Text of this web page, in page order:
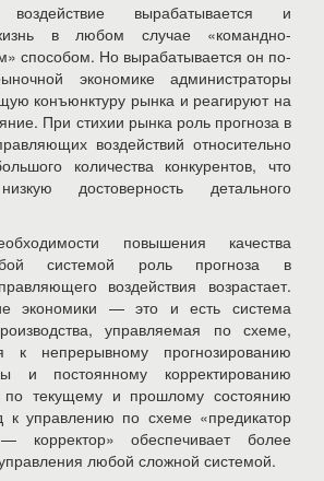
вырабатывается и
в любом случае «командно-
способом. Но вырабатывается он по-
экономике администраторы
конъюнктуру рынка и реагируют на
При стихии рынка роль прогноза в
воздействий относительно
количества конкурентов, что
достоверность детального
повышения качества
системой роль прогноза в
воздействия возрастает.
экономики — это и есть система
управляемая по схеме,
к непрерывному прогнозированию
и постоянному корректированию
по текущему и прошлому состоянию
к управлению по схеме «предикатор
— корректор» обеспечивает более
любой сложной системой.